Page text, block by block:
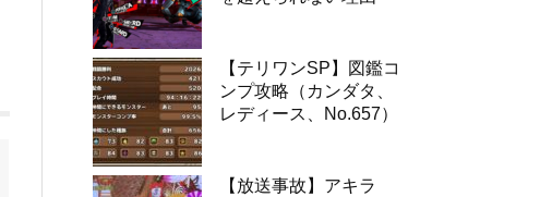
【テリワンSP】図鑑コ
ンプ攻略（カンダタ、
レディース、No.657）
【放送事故】アキラ